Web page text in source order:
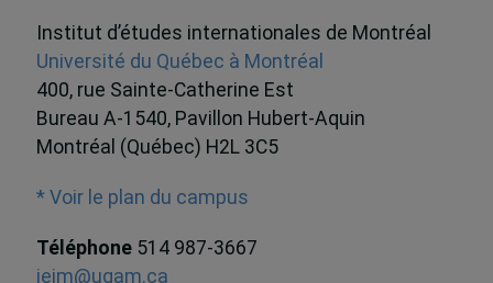
Institut d’études internationales de Montréal
Université du Québec à Montréal
400, rue Sainte-Catherine Est
Bureau A-1540, Pavillon Hubert-Aquin
Montréal (Québec) H2L 3C5
* Voir le plan du campus
Téléphone 514 987-3667
ieim@uqam.ca